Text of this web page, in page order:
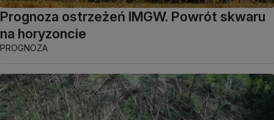
Prognoza ostrzeżeń IMGW. Powrót skwaru
na horyzoncie
PROGNOZA